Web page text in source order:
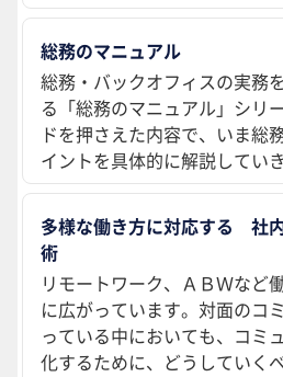
総務のマニュアル
総務・バックオフィスの実務
る「総務のマニュアル」シリ
ドを押さえた内容で、いま総
イントを具体的に解説していき
多様な働き方に対応する 社
術
リモートワーク、ＡＢＷなど
に広がっています。対面のコ
っている中においても、コミ
化するために、どうしていく